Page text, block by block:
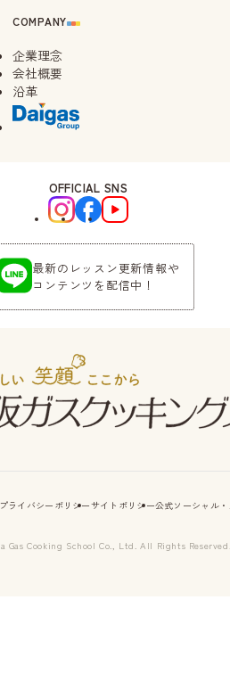
COMPANY
企業理念
会社概要
沿革
OFFICIAL SNS
最新のレッスン更新情報や
コンテンツを配信中！
プライバシーポリシーサイトポリシー公式ソーシャル
Gas Cooking School Co., Ltd. All Rights